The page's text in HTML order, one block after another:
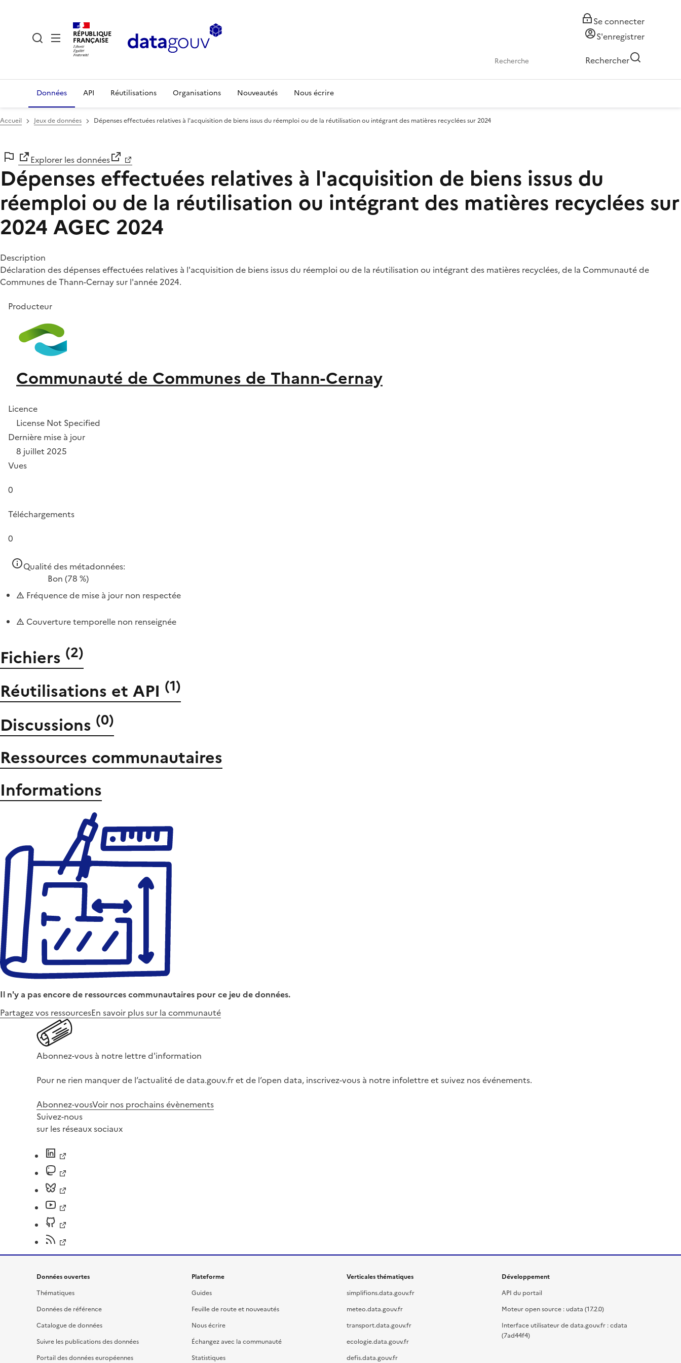
RÉPUBLIQUE
FRANÇAISE
Se connecter
S'enregistrer
Rechercher
Données API Réutilisations Organisations Nouveautés Nous écrire
Accueil Jeux de données Dépenses effectuées relatives à l'acquisition de biens issus du réemploi ou de la réutilisation ou intégrant des matières recyclées sur 2024
Explorer les données
Dépenses effectuées relatives à l'acquisition de biens issus du
réemploi ou de la réutilisation ou intégrant des matières recyclées sur
2024 AGEC 2024
Description
Déclaration des dépenses effectuées relatives à l'acquisition de biens issus du réemploi ou de la réutilisation ou intégrant des matières recyclées, de la Communauté de
Communes de Thann-Cernay sur l'année 2024.
Producteur
Communauté de Communes de Thann-Cernay
Licence
License Not Specified
Dernière mise à jour
8 juillet 2025
Vues
0
Téléchargements
0
Qualité des métadonnées:
Bon (78 %)
Fréquence de mise à jour non respectée
Couverture temporelle non renseignée
Fichiers (2)
Réutilisations et API (1)
Discussions (0)
Ressources communautaires
Informations
Il n'y a pas encore de ressources communautaires pour ce jeu de données.
Partagez vos ressourcesEn savoir plus sur la communauté
Abonnez-vous à notre lettre d'information
Pour ne rien manquer de l’actualité de data.gouv.fr et de l’open data, inscrivez-vous à notre infolettre et suivez nos événements.
Abonnez-vousVoir nos prochains évènements
Suivez-nous
sur les réseaux sociaux
Données ouvertes
Thématiques
Données de référence
Catalogue de données
Suivre les publications des données
Portail des données européennes
Plateforme
Guides
Feuille de route et nouveautés
Nous écrire
Échangez avec la communauté
Statistiques
Verticales thématiques
simplifions.data.gouv.fr
meteo.data.gouv.fr
transport.data.gouv.fr
ecologie.data.gouv.fr
defis.data.gouv.fr
Développement
API du portail
Moteur open source : udata (17.2.0)
Interface utilisateur de data.gouv.fr : cdata
(7ad44f4)